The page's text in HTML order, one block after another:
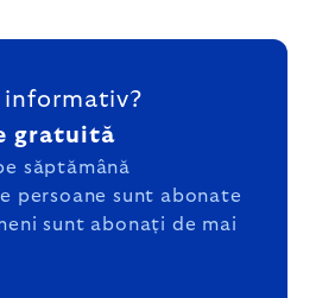
gratuită
săptămână
persoane sunt abonate
sunt abonați de mai